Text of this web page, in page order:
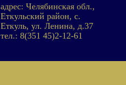
адрес: Челябинская обл.,
Еткульский район, с.
Еткуль, ул. Ленина, д.37
тел.: 8(351 45)2-12-61